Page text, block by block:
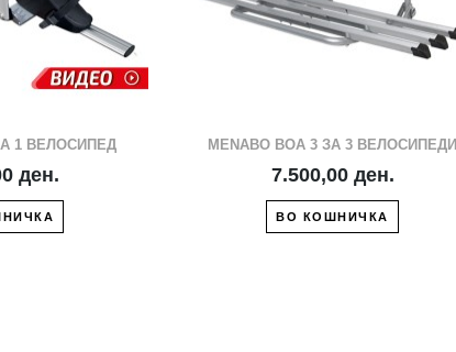
1 ВЕЛОСИПЕД
ден.
СО ЖЕЛБИ
СО ДРУГ
MENABO BOA 3 ЗА 3 ВЕЛОСИПЕДИ
7.500,00 ден.
ВО КОШНИЧКА
ВО ЛИСТА СО ЖЕЛБИ